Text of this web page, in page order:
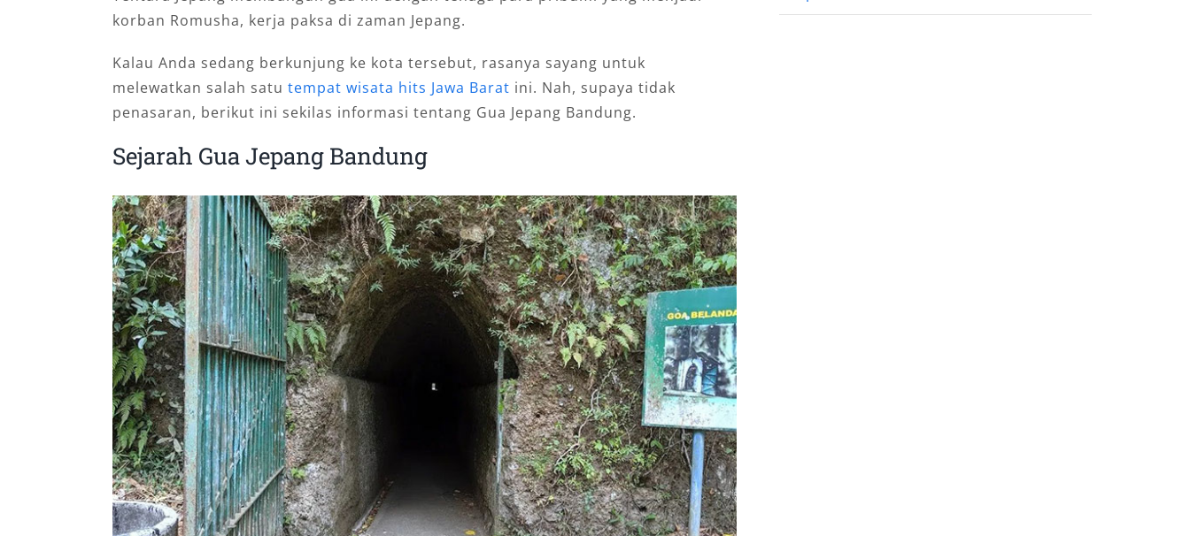
korban Romusha, kerja paksa di zaman Jepang.
Kalau Anda sedang berkunjung ke kota tersebut, rasanya sayang untuk
melewatkan salah satu tempat wisata hits Jawa Barat ini. Nah, supaya tidak
penasaran, berikut ini sekilas informasi tentang Gua Jepang Bandung.
Sejarah Gua Jepang Bandung